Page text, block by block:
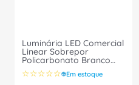
Luminária LED Comercial
Linear Sobrepor
Policarbonato Branco
5000K 32W 1200Mm
Bivolt 7012918 Ledvance
☆☆☆☆☆ Em estoque